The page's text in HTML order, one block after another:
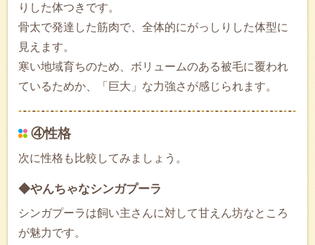
りした体つきです。
骨太で発達した筋肉で、全体的にがっしりした体型に
見えます。
寒い地域育ちのため、ボリュームのある被毛に覆われ
ているためか、「巨大」な力強さが感じられます。
④性格
次に性格も比較してみましょう。
◆やんちゃなシンガプーラ
シンガプーラは飼い主さんに対して甘えん坊なところ
が魅力です。